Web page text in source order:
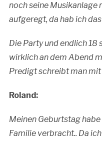
noch seine Musikanlage
aufgeregt, da hab ich
Die Party und endlich 18
wirklich an dem Abend
Predigt schreibt man mit
Roland:
Meinen Geburtstag
Familie verbracht.. Da